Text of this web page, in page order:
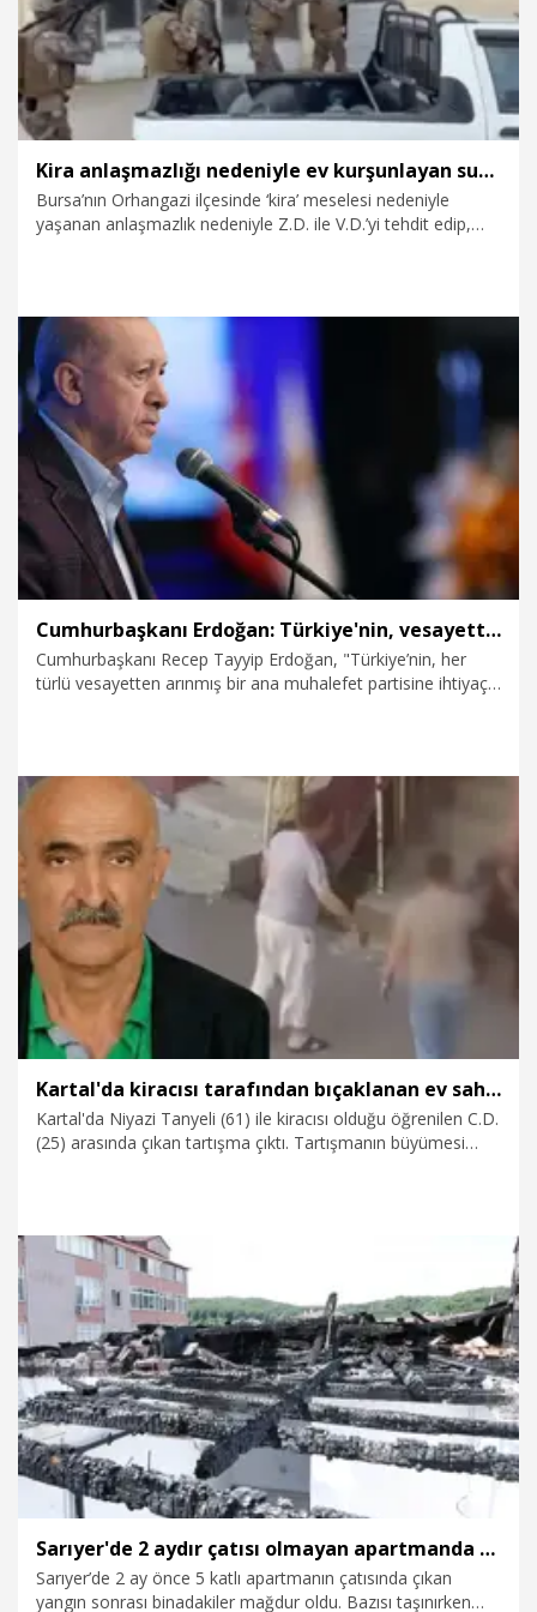
Mart’ta operasyon oldu. Emrah Türkiye’ye dönmedi, dışarıda
kaldı" dedi. Duruşma yarına ertelendi.
Kira anlaşmazlığı nedeniyle ev kurşunlayan suç örgütü üyesi 7 şüpheli tutuklandı
Bursa’nın Orhangazi ilçesinde ‘kira’ meselesi nedeniyle
yaşanan anlaşmazlık nedeniyle Z.D. ile V.D.’yi tehdit edip,
şüphelilerden birinin “Bu daha uyarı, bir dahakine el
bombasıyla geleceğiz” dediği duyuldu.
27.06.2026 Gündem
Cumhurbaşkanı Erdoğan: Türkiye'nin, vesayetten arınmış bir ana muhalefete ihtiyaç duyduğu açıktır
Cumhurbaşkanı Recep Tayyip Erdoğan, "Türkiye’nin, her
türlü vesayetten arınmış bir ana muhalefet partisine ihtiyaç
edilmiş yetim hakkından, kara paradan, haram paradan alan
bir muhalefet, Türkiye’ye fayda getirmez; zarar getirir" dedi.
27.06.2026 Politika
Kartal'da kiracısı tarafından bıçaklanan ev sahibi öldü
Kartal'da Niyazi Tanyeli (61) ile kiracısı olduğu öğrenilen C.D.
(25) arasında çıkan tartışma çıktı. Tartışmanın büyümesi
yakalandı. Bıçaklanan ev sahibinin yere yığıldığı anlar
çevredeki kişiler tarafından cep telefonuyla kaydedildi.
24.06.2026 Gündem
Sarıyer'de 2 aydır çatısı olmayan apartmanda yaşıyorlar: Geçen yıl yaptırdık; yanan çatının parasını ödüyoruz
Sarıyer’de 2 ay önce 5 katlı apartmanın çatısında çıkan
yangın sonrası binadakiler mağdur oldu. Bazısı taşınırken